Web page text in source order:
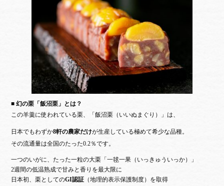
■ 幻の栗「飯沼栗」とは？
この羊羹に使われている栗、「飯沼栗（いいぬまぐり）」は、
日本でもわずか8軒の農家だけが生産している極めて希少な品種。
その流通量は全国のたった0.2％です。
一つのいがに、たった一粒の大栗「一毬一果（いっきゅういっか）」
2週間の低温熟成で甘みと香りを最大限に
日本初、栗としてのGI認証 （地理的表示保護制度）を取得